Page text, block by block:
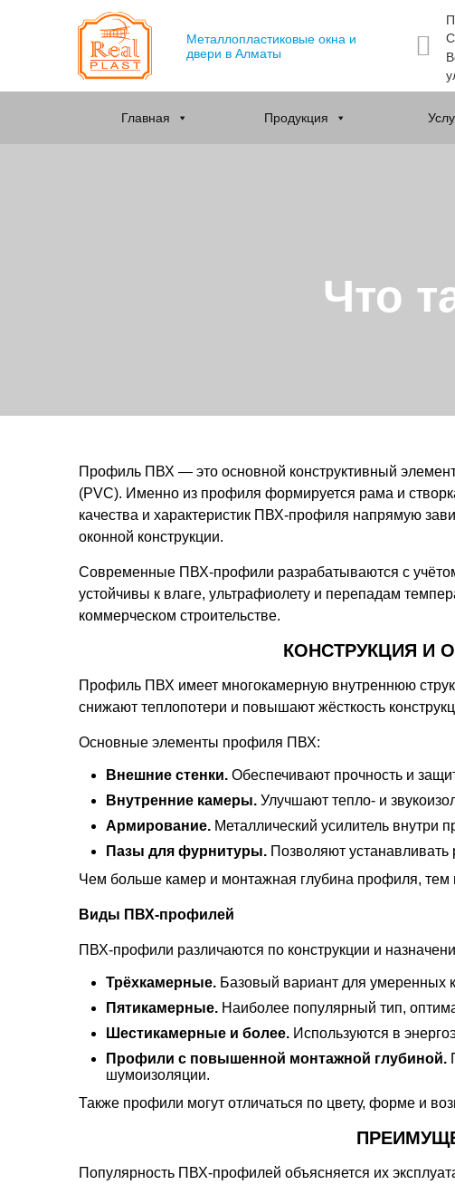
Металлопластиковые окна и
двери в Алматы
Главная Продукция
Что
Профиль ПВХ — это основной конструктивный
(PVC). Именно из профиля формируется рама и
качества и характеристик ПВХ-профиля напрямую
оконной конструкции.
Современные ПВХ-профили разрабатываются с
устойчивы к влаге, ультрафиолету и перепадам
коммерческом строительстве.
КОНСТРУКЦИЯ И
Профиль ПВХ имеет многокамерную внутреннюю
снижают теплопотери и повышают жёсткость
Основные элементы профиля ПВХ:
Внешние стенки. Обеспечивают прочность и
Внутренние камеры. Улучшают тепло- и
Армирование. Металлический усилитель
Пазы для фурнитуры. Позволяют
Чем больше камер и монтажная глубина профиля, тем
Виды ПВХ-профилей
ПВХ-профили различаются по конструкции и
Трёхкамерные. Базовый вариант для умеренных
Пятикамерные. Наиболее популярный тип,
Шестикамерные и более. Используются в
Профили с повышенной монтажной глубиной.
шумоизоляции.
Также профили могут отличаться по цвету, форме и
Популярность ПВХ-профилей объясняется их